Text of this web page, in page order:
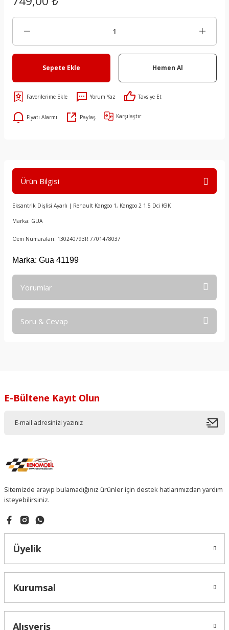
Sepete Ekle Hemen Al
Yorum Yaz Tavsiye Et
Fiyatı Alarmı Paylaş Karşılaştır
Ürün Bilgisi
Eksantrik Dişlisi Ayarlı | Renault Kangoo 1, Kangoo 2 1.5 Dci K9K
Marka: GUA
Oem Numaraları: 130240793R 7701478037
Marka: Gua 41199
Yorumlar
Soru & Cevap
E-Bültene Kayıt Olun
Sitemizde arayıp bulamadığınız ürünler için destek hatlarımızdan yardım
isteyebilirsiniz.
Üyelik
Kurumsal
Alışveriş